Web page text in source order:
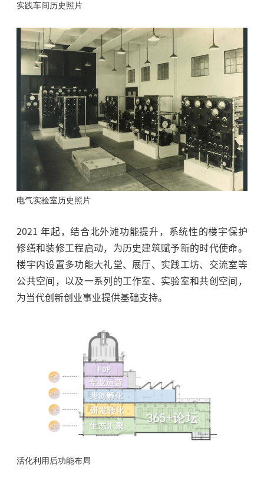
实践车间历史照片
电气实验室历史照片
2021 年起，结合北外滩功能提升，系统性的楼宇保护
修缮和装修工程启动，为历史建筑赋予新的时代使命。
楼宇内设置多功能大礼堂、展厅、实践工坊、交流室等
公共空间，以及一系列的工作室、实验室和共创空间，
为当代创新创业事业提供基础支持。
活化利用后功能布局